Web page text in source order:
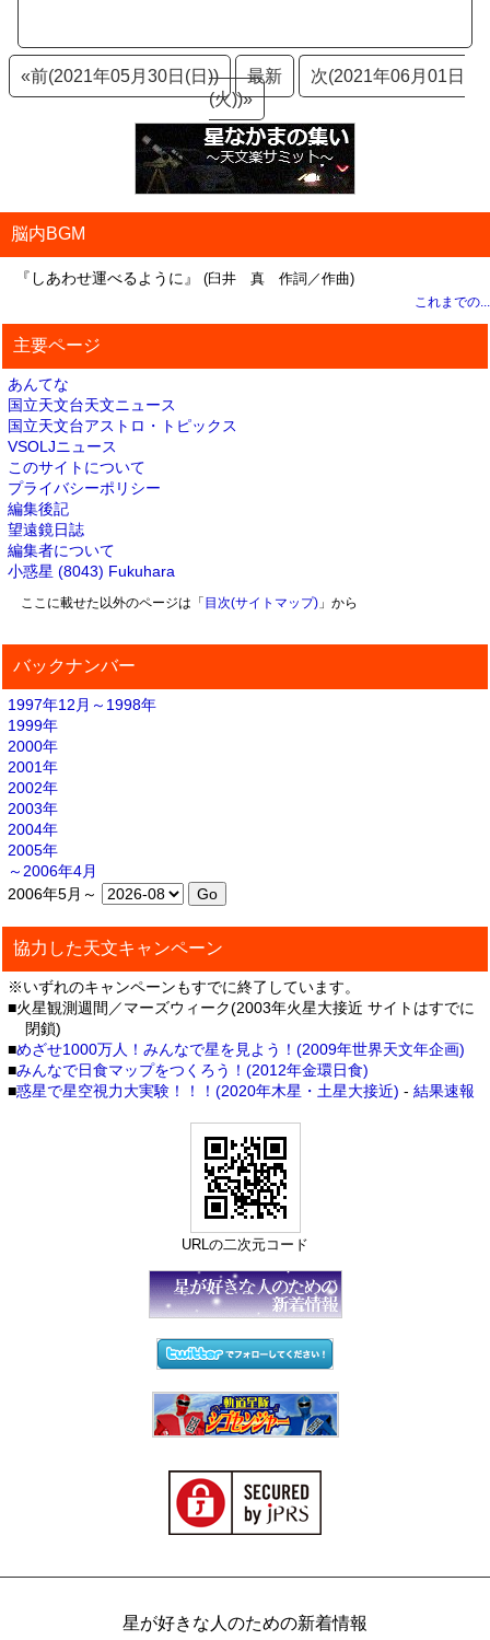
«前(2021年05月30日(日)) 最新
次(2021年06月01日
(火))»
脳内BGM
『しあわせ運べるように』 (臼井 真 作詞／作曲)
これまでの...
主要ページ
あんてな
国立天文台天文ニュース
国立天文台アストロ・トピックス
VSOLJニュース
このサイトについて
プライバシーポリシー
編集後記
望遠鏡日誌
編集者について
小惑星 (8043) Fukuhara
ここに載せた以外のページは「 目次(サイトマップ)」から
バックナンバー
1997年12月～1998年
1999年
2000年
2001年
2002年
2003年
2004年
2005年
～2006年4月
2006年5月～
協力した天文キャンペーン
※いずれのキャンペーンもすでに終了しています。
■火星観測週間／マーズウィーク(2003年火星大接近 サイトはすでに
閉鎖)
■めざせ1000万人！みんなで星を見よう！(2009年世界天文年企画)
■みんなで日食マップをつくろう！(2012年金環日食)
■惑星で星空視力大実験！！！(2020年木星・土星大接近) - 結果速報
URLの二次元コード
星が好きな人のための新着情報